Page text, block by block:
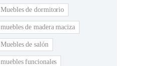
Muebles de dormitorio
muebles de madera maciza
Muebles de salón
muebles funcionales